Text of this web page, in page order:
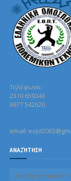
Τηλέφωνo:
2310 659346
6977 542620
email:
ΑΝΑΖΉΤΗΣΗ